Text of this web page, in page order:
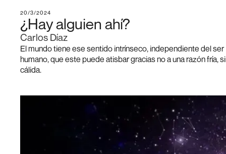
20/3/2024
¿Hay alguien ahí?
Carlos Díaz
El mundo tiene ese sentido intrínseco, independiente del ser
humano, que este puede atisbar gracias no a una razón fría,
cálida.